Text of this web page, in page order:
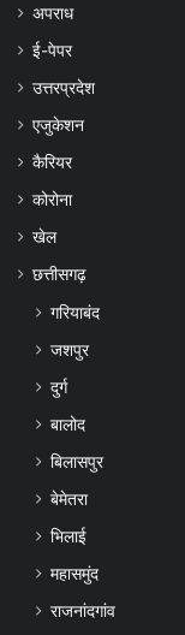
अपराध
ई-पेपर
उत्तरप्रदेश
एजुकेशन
कैरियर
कोरोना
खेल
छत्तीसगढ़
गरियाबंद
जशपुर
दुर्ग
बालोद
बिलासपुर
बेमेतरा
भिलाई
महासमुंद
राजनांदगांव